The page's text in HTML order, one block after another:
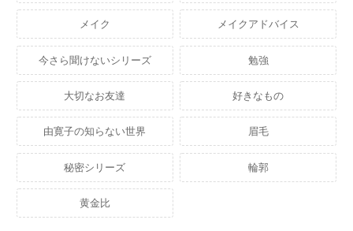
メイク メイクアドバイス
今さら聞けないシリーズ 勉強
大切なお友達 好きなもの
由寛子の知らない世界 眉毛
秘密シリーズ 輪郭
黄金比